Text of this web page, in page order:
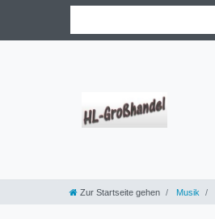
Zur Startseite gehen Musik